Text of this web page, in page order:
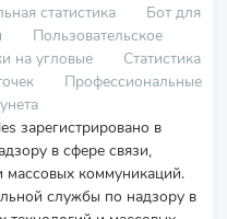
статистика
Бот для
Пользовательское
на угловые
Статистика
Профессиональные
зарегистрировано в
в сфере связи,
коммуникаций.
службы по надзору в